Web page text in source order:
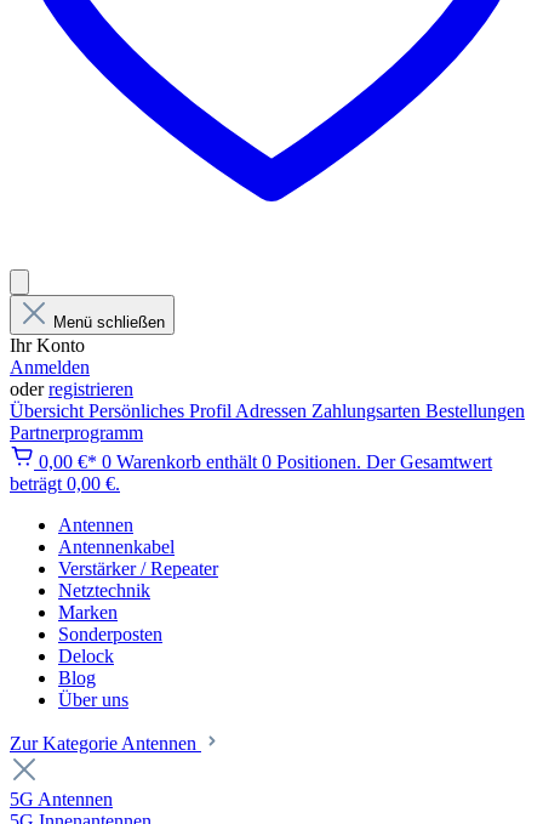
Menü schließen
Ihr Konto
Anmelden
oderregistrieren
Übersicht Persönliches Profil Adressen Zahlungsarten Bestellungen
Partnerprogramm
0,00 €* 0 Warenkorb enthält 0 Positionen. Der Gesamtwert
beträgt 0,00 €.
Antennen
Antennenkabel
Verstärker / Repeater
Netztechnik
Marken
Sonderposten
Delock
Blog
Über uns
Zur Kategorie Antennen
5G Antennen